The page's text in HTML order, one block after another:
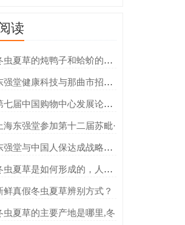
读
虫夏草的炖鸭子和蛤蚧的方法
强堂健康科技与那曲市招商局
七届中国购物中心发展论坛在
海东强堂参加第十二届苏毗·
强堂与中国人保达成战略合作
虫夏草是如何形成的，人工养
鲜真假冬虫夏草辨别方式？
虫夏草的主要产地是哪里,冬